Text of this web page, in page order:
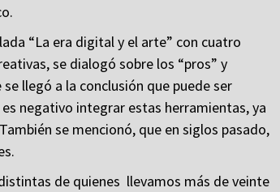
“La era digital y el arte” con cuatro
se dialogó sobre los “pros” y
llegó a la conclusión que puede ser
negativo integrar estas herramientas, ya
se mencionó, que en siglos pasado,
de quienes llevamos más de veinte